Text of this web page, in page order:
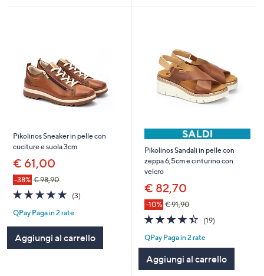
Pikolinos Sneaker in pelle con
cuciture e suola 3cm
€ 61,00
-38% € 98,90
4.7
of
5
(3)3
QPay Paga in 2 rate
Aggiungi al carrello
Pikolinos Sandali in pelle con
zeppa 6,5cm e cinturino con
velcro
€ 82,70
-10% € 91,90
4.4
of
5
Stars
(19)19
QPay Paga in 2 rate
Aggiungi al carrello